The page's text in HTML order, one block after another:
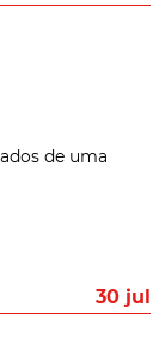
de uma
30 jul